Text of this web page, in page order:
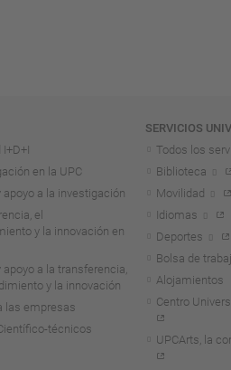
en la UPC
apoyo a la investigación
el
y la innovación en
apoyo a la transferencia,
y la innovación
las empresas
técnicos
SERVICIOS
Todos los
Biblioteca
Movilidad
Idiomas
Deportes
Bolsa de
Alojamientos
Centro
UPCArts, la